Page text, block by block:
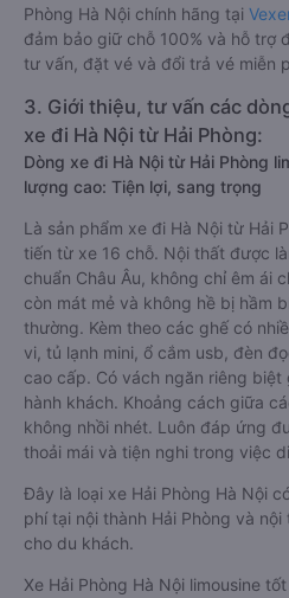
Phòng Hà Nội chính hãng tại
đảm bảo giữ chỗ 100% và hỗ trợ
tư vấn, đặt vé và đổi trả vé miễn
3. Giới thiệu, tư vấn các
xe đi Hà Nội từ Hải Phòng:
Dòng xe đi Hà Nội từ Hải Phòng
lượng cao: Tiện lợi, sang trọng
Là sản phẩm xe đi Hà Nội từ Hải
tiến từ xe 16 chỗ. Nội thất được
chuẩn Châu Âu, không chỉ êm ái
còn mát mẻ và không hề bị hầm
thường. Kèm theo các ghế có
vi, tủ lạnh mini, ổ cắm usb, đèn
cao cấp. Có vách ngăn riêng
hành khách. Khoảng cách giữa
không nhồi nhét. Luôn đáp ứng
thoải mái và tiện nghi trong việc
Đây là loại xe Hải Phòng Hà Nội
phí tại nội thành Hải Phòng và
cho du khách.
Xe Hải Phòng Hà Nội limousine